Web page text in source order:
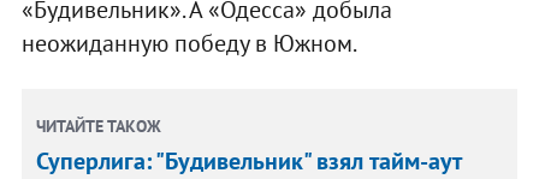
«Будивельник». А «Одесса» добыла
неожиданную победу в Южном.
ЧИТАЙТЕ ТАКОЖ
Суперлига: "Будивельник" взял тайм-аут